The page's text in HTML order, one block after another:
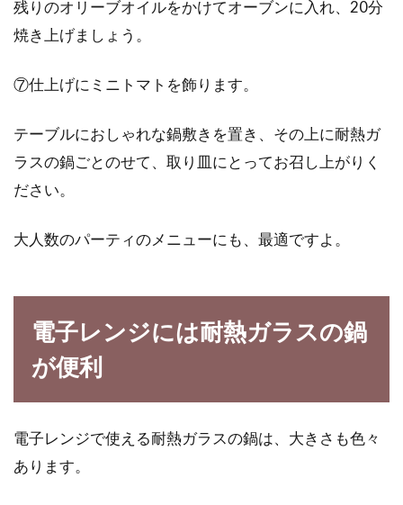
残りのオリーブオイルをかけてオーブンに入れ、20分
焼き上げましょう。
⑦仕上げにミニトマトを飾ります。
テーブルにおしゃれな鍋敷きを置き、その上に耐熱ガ
ラスの鍋ごとのせて、取り皿にとってお召し上がりく
ださい。
大人数のパーティのメニューにも、最適ですよ。
電子レンジには耐熱ガラスの鍋
が便利
電子レンジで使える耐熱ガラスの鍋は、大きさも色々
あります。